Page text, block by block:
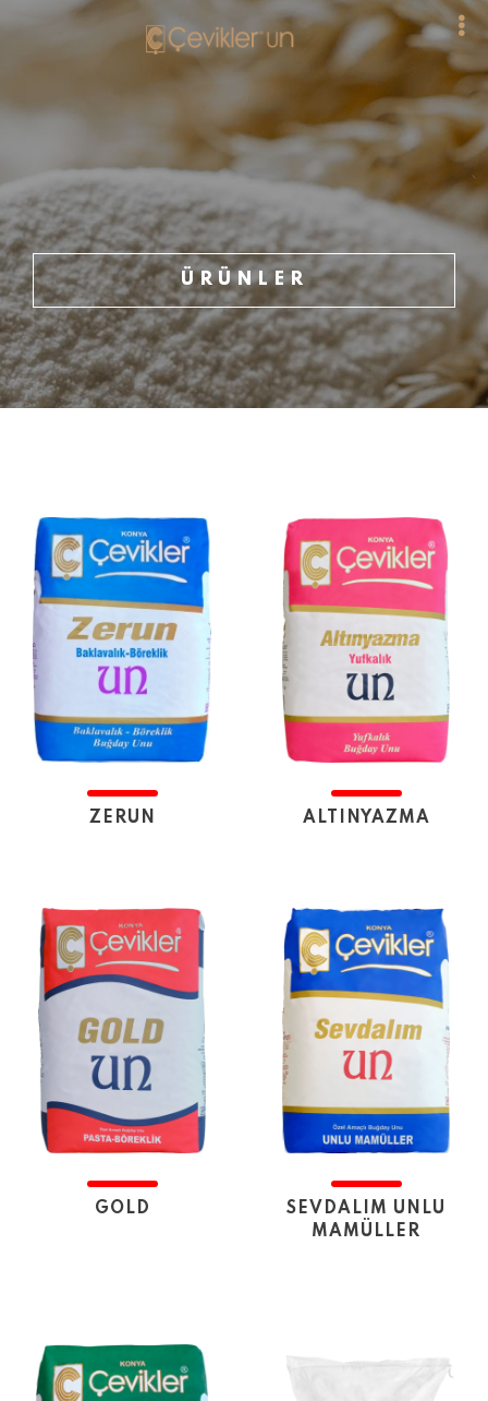
ÜRÜNLER
ZERUN ALTINYAZMA
GOLD
SEVDALIM UNLU
MAMÜLLER